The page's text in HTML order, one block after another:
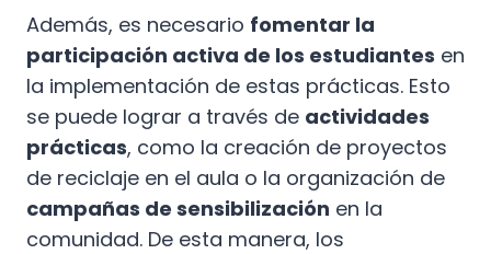
Además, es necesario fomentar la
participación activa de los estudiantes en
la implementación de estas prácticas. Esto
se puede lograr a través de actividades
prácticas, como la creación de proyectos
de reciclaje en el aula o la organización de
campañas de sensibilización en la
comunidad. De esta manera, los